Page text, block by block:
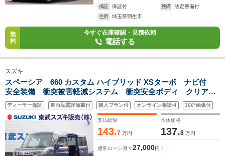
保証
保証付 整備
法定整備付
住所
埼玉県羽生市
無
料
今すぐ在庫確認・見積依頼
電話する
スズキ
スペーシア 660 カスタム ハイブリッド XSターボ ナビ付
安全装備 衝突被害軽減システム 衝突安全ボディ クリアラ
ンスソナー レーンアシスト キーレスエントリー スマート
キー アイドリングストップ フルフラット ベンチシート
シートヒーター
ディーラー保証 車両品質評価書付 購入プラン付 オンライン相談可 360°画像付
支払総額
143.7 万円
本体価格
137.8 万円
通常ローン 月々27,000円